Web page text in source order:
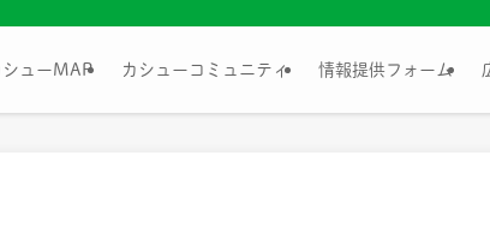
シューMAP カシューコミュニティ 情報提供フォーム